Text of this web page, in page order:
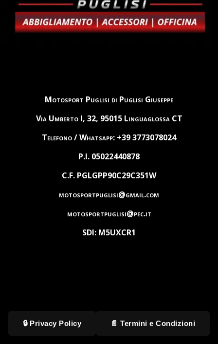
Motosport Puglisi di Puglisi Giuseppe
Via Umberto I, 32, 95015 Linguaglossa CT
Telefono / Whatsapp: +39 3773078024
P.I. 05022440878
C.F. PGLGPP90C29C351W
motosportpuglisi@gmail.com
motosportpuglisi@pec.it
SDI: M5UXCR1
🔒 Privacy Policy 📄 Termini e Condizioni